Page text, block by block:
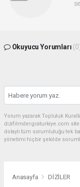
Okuyucu Yorumları
Yorum yazarak Topluluk
dizifilmdergisiturkiye.com
dolaylı tüm sorumluluğu tek
yönetimi hiçbir şekilde
Anasayfa DİZİLER